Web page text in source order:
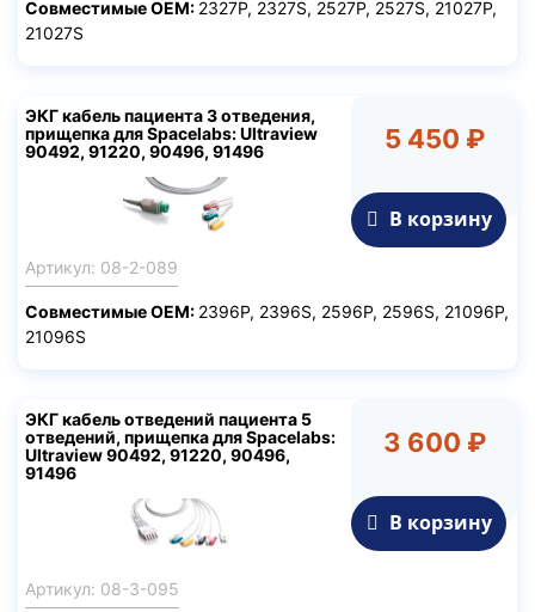
Совместимые ОЕМ: 2327P, 2327S, 2527P, 2527S, 21027P,
21027S
5 450 ₽
В корзину
ЭКГ кабель пациента 3 отведения,
прищепка для Spacelabs: Ultraview
90492, 91220, 90496, 91496
Артикул: 08-2-089
Совместимые ОЕМ: 2396P, 2396S, 2596P, 2596S, 21096P,
21096S
3 600 ₽
В корзину
ЭКГ кабель отведений пациента 5
отведений, прищепка для Spacelabs:
Ultraview 90492, 91220, 90496,
91496
Артикул: 08-3-095